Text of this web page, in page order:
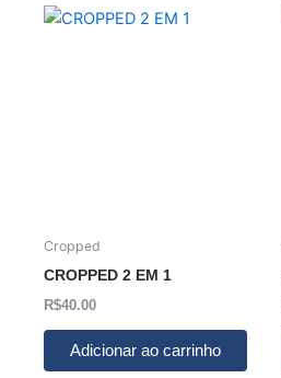
Cropped
CROPPED 2 EM 1
R$40.00
Adicionar ao carrinho